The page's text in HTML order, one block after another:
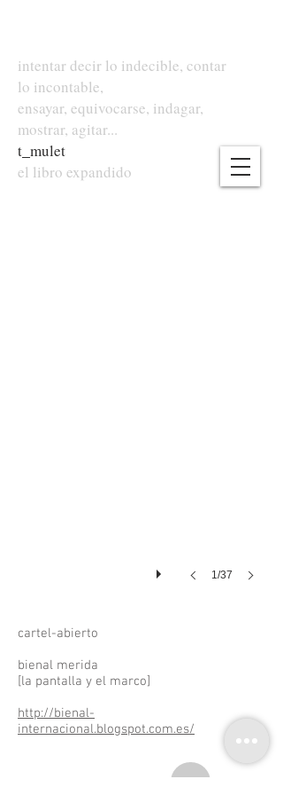
intentar decir lo indecible, contar
lo incontable,
ensayar, equivocarse, indagar,
mostrar, agitar...
t mulet
el libro expandido
1/37
cartel-abierto
bienal merida
[la pantalla y el marco]
http://bienal-
internacional.blogspot.com.es/
p^